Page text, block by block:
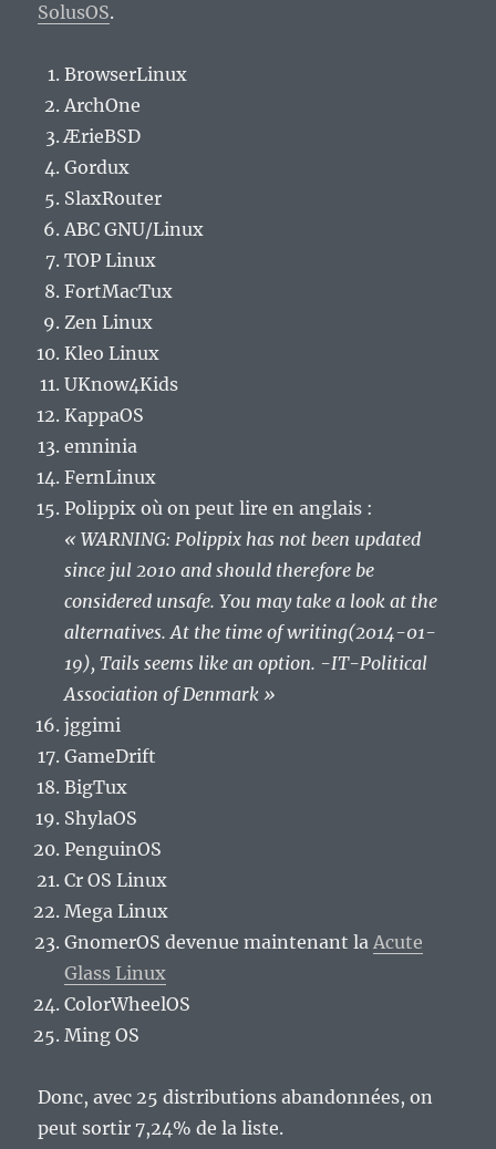
SolusOS.
BrowserLinux
ArchOne
ÆrieBSD
Gordux
SlaxRouter
ABC GNU/Linux
TOP Linux
FortMacTux
Zen Linux
Kleo Linux
UKnow4Kids
KappaOS
emninia
FernLinux
Polippix où on peut lire en anglais :
« WARNING: Polippix has not been updated
since jul 2010 and should therefore be
considered unsafe. You may take a look at the
alternatives. At the time of writing(2014-01-
19), Tails seems like an option. -IT-Political
Association of Denmark »
jggimi
GameDrift
BigTux
ShylaOS
PenguinOS
Cr OS Linux
Mega Linux
GnomerOS devenue maintenant laAcute
Glass Linux
ColorWheelOS
Ming OS
Donc, avec 25 distributions abandonnées, on
peut sortir 7,24% de la liste.